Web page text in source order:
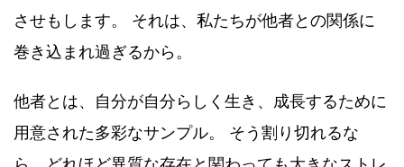
させもします。 それは、私たちが他者との関係に
巻き込まれ過ぎるから。
他者とは、自分が自分らしく生き、成長するために
用意された多彩なサンプル。 そう割り切れるな